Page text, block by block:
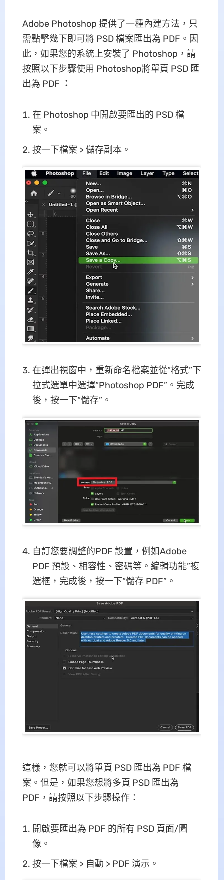
Adobe Photoshop 提供了一種內建方法，只
需點擊幾下即可將 PSD 檔案匯出為 PDF。因
此，如果您的系統上安裝了 Photoshop，請
按照以下步驟使用 Photoshop將單頁 PSD 匯
出為 PDF ：
在 Photoshop 中開啟要匯出的 PSD 檔
案。
按一下檔案 > 儲存副本。
在彈出視窗中，重新命名檔案並從“格式”下
拉式選單中選擇“Photoshop PDF”。完成
後，按一下“儲存”。
自訂您要調整的PDF 設置，例如Adobe
PDF 預設、相容性、密碼等。編輯功能”複
選框，完成後，按一下“儲存 PDF”。
這樣，您就可以將單頁 PSD 匯出為 PDF 檔
案。但是，如果您想將多頁 PSD 匯出為
PDF，請按照以下步驟操作：
開啟要匯出為 PDF 的所有 PSD 頁面/圖
像。
按一下檔案 > 自動 > PDF 演示。